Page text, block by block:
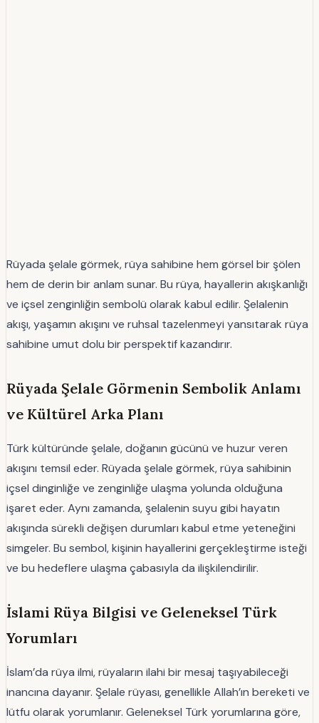
Rüyada şelale görmek, rüya sahibine hem görsel bir şölen
hem de derin bir anlam sunar. Bu rüya, hayallerin akışkanlığı
ve içsel zenginliğin sembolü olarak kabul edilir. Şelalenin
akışı, yaşamın akışını ve ruhsal tazelenmeyi yansıtarak rüya
sahibine umut dolu bir perspektif kazandırır.
Rüyada Şelale Görmenin Sembolik Anlamı
ve Kültürel Arka Planı
Türk kültüründe şelale, doğanın gücünü ve huzur veren
akışını temsil eder. Rüyada şelale görmek, rüya sahibinin
içsel dinginliğe ve zenginliğe ulaşma yolunda olduğuna
işaret eder. Aynı zamanda, şelalenin suyu gibi hayatın
akışında sürekli değişen durumları kabul etme yeteneğini
simgeler. Bu sembol, kişinin hayallerini gerçekleştirme isteği
ve bu hedeflere ulaşma çabasıyla da ilişkilendirilir.
İslami Rüya Bilgisi ve Geleneksel Türk
Yorumları
İslam’da rüya ilmi, rüyaların ilahi bir mesaj taşıyabileceği
inancına dayanır. Şelale rüyası, genellikle Allah’ın bereketi ve
lütfu olarak yorumlanır. Geleneksel Türk yorumlarına göre,